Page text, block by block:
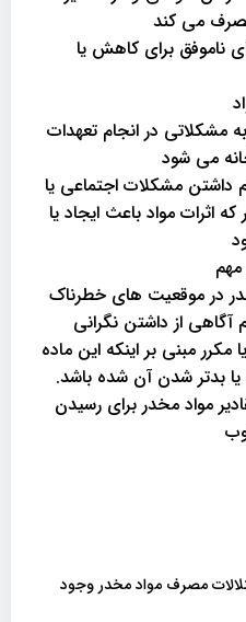
می کند
ناموفق برای کاهش یا
مشکلاتی در انجام تعهدات
می شود
داشتن مشکلات اجتماعی یا
اثرات مواد باعث ایجاد یا
در موقعیت های خطرناک
آگاهی از داشتن نگرانی
مکرر مبنی بر اینکه این ماده
بدتر شدن آن شده باشد.
مواد مخدر برای رسیدن
مصرف مواد مخدر وجود